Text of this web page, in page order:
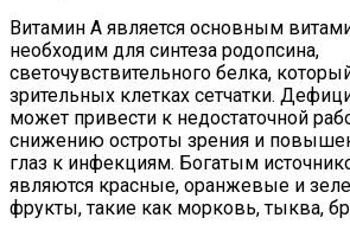
Витамин А является основным
необходим для синтеза родопсина,
светочувствительного белка,
зрительных клетках сетчатки.
может привести к недостаточной
снижению остроты зрения и
глаз к инфекциям. Богатым
являются красные, оранжевые и
фрукты, такие как морковь, тыква,